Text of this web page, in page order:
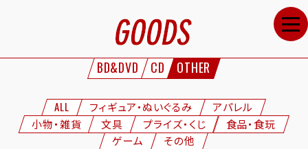
HOME
NEWS
STAFF&CAST
STORY
CHARACTERS
BD&DVD CD OTHER
ALL フィギュア・ぬいぐるみ
アパレル
小物・雑貨
文具 プライズ・くじ
食品・食玩
ゲーム
その他